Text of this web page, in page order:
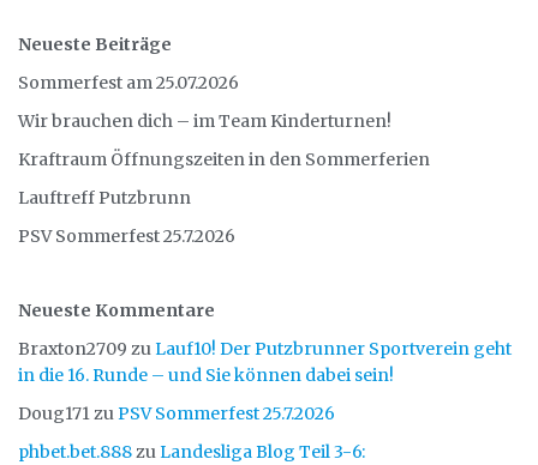
Neueste Beiträge
Sommerfest am 25.07.2026
Wir brauchen dich – im Team Kinderturnen!
Kraftraum Öffnungszeiten in den Sommerferien
Lauftreff Putzbrunn
PSV Sommerfest 25.7.2026
Neueste Kommentare
Braxton2709 zuLauf10! Der Putzbrunner Sportverein geht
in die 16. Runde – und Sie können dabei sein!
Doug171zuPSV Sommerfest 25.7.2026
phbet.bet.888zuLandesliga Blog Teil 3-6: